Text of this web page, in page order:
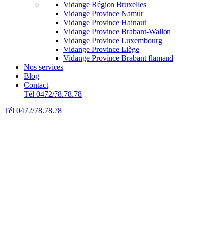
Vidange Région Bruxelles
Vidange Province Namur
Vidange Province Hainaut
Vidange Province Brabant-Wallon
Vidange Province Luxembourg
Vidange Province Liège
Vidange Province Brabant flamand
Nos services
Blog
Contact
Tél 0472/78.78.78
Tél 0472/78.78.78